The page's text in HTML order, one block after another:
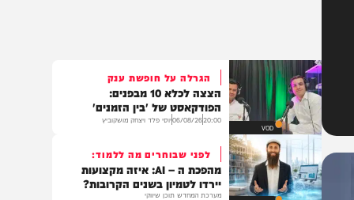
VOD
הגרלה על חופשת ענק
הצצה לכלא 10 מבפנים:
הפודקאסט של 'בין הזמנים'
20:00
06/08/26יוסי פלד ויצחק מושקוביץ
לפני שבוחרים מה ללמוד: